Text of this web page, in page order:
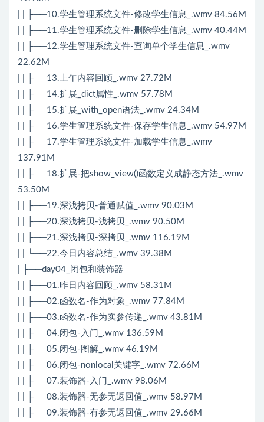
| | ├──10.学生管理系统文件-修改学生信息_.wmv 84.56M
| | ├──11.学生管理系统文件-删除学生信息_.wmv 40.44M
| | ├──12.学生管理系统文件-查询单个学生信息_.wmv
22.62M
| | ├──13.上午内容回顾_.wmv 27.72M
| | ├──14.扩展_dict属性_.wmv 57.78M
| | ├──15.扩展_with_open语法_.wmv 24.34M
| | ├──16.学生管理系统文件-保存学生信息_.wmv 54.97M
| | ├──17.学生管理系统文件-加载学生信息_.wmv
137.91M
| | ├──18.扩展-把show_view()函数定义成静态方法_.wmv
53.50M
| | ├──19.深浅拷贝-普通赋值_.wmv 90.03M
| | ├──20.深浅拷贝-浅拷贝_.wmv 90.50M
| | ├──21.深浅拷贝-深拷贝_.wmv 116.19M
| | └──22.今日内容总结_.wmv 39.38M
| ├──day04_闭包和装饰器
| | ├──01.昨日内容回顾_.wmv 58.31M
| | ├──02.函数名-作为对象_.wmv 77.84M
| | ├──03.函数名-作为实参传递_.wmv 43.81M
| | ├──04.闭包-入门_.wmv 136.59M
| | ├──05.闭包-图解_.wmv 46.19M
| | ├──06.闭包-nonlocal关键字_.wmv 72.66M
| | ├──07.装饰器-入门_.wmv 98.06M
| | ├──08.装饰器-无参无返回值_.wmv 58.97M
| | ├──09.装饰器-有参无返回值_.wmv 29.66M